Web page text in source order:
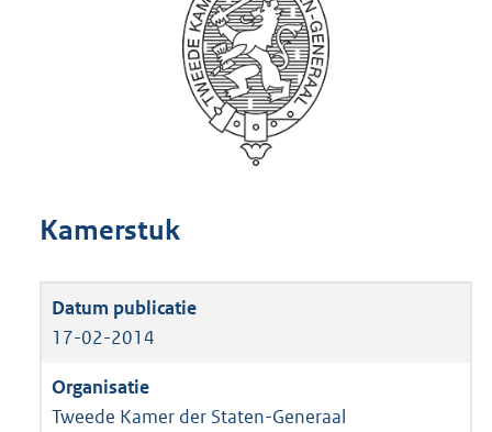
Kamerstuk
17-02-2014
Tweede Kamer der Staten-Generaal